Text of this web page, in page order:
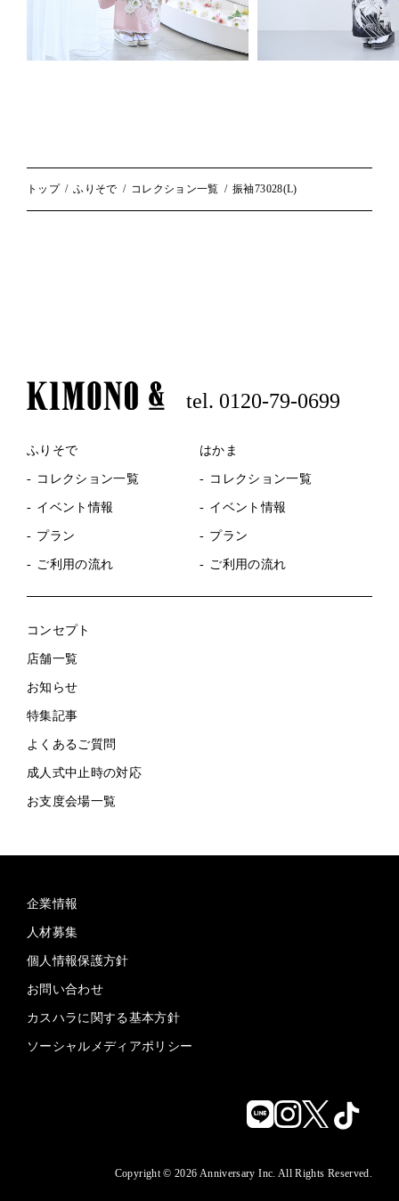
トップ ふりそで コレクション一覧 振袖73028(L)
tel. 0120-79-0699
ふりそで
コレクション一覧
イベント情報
プラン
ご利用の流れ
はかま
コレクション一覧
イベント情報
プラン
ご利用の流れ
コンセプト
店舗一覧
お知らせ
特集記事
よくあるご質問
成人式中止時の対応
お支度会場一覧
企業情報
人材募集
個人情報保護方針
お問い合わせ
カスハラに関する基本方針
ソーシャルメディアポリシー
Copyright © 2026 Anniversary Inc. All Rights Reserved.